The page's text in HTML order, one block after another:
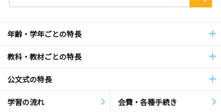
年齢・学年ごとの特長
教科・教材ごとの特長
公文式の特長
学習の流れ 会費・各種手続き